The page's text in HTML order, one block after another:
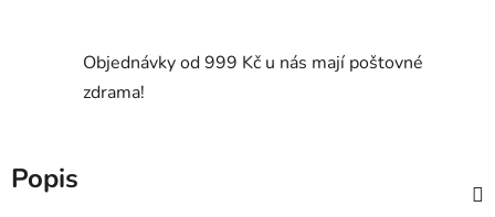
Objednávky od 999 Kč u nás mají poštovné
zdrama!
Popis